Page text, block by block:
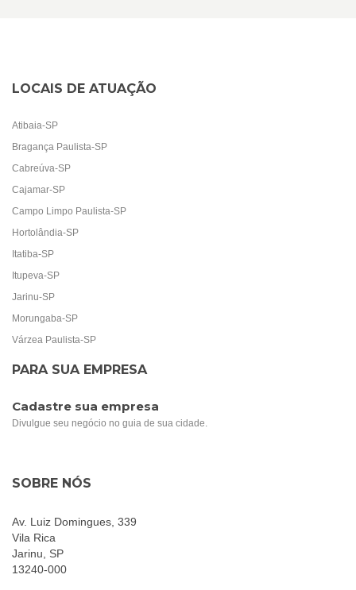
LOCAIS DE ATUAÇÃO
Atibaia-SP
Bragança Paulista-SP
Cabreúva-SP
Cajamar-SP
Campo Limpo Paulista-SP
Hortolândia-SP
Itatiba-SP
Itupeva-SP
Jarinu-SP
Morungaba-SP
Várzea Paulista-SP
PARA SUA EMPRESA
Cadastre sua empresa
Divulgue seu negócio no guia de sua cidade.
SOBRE NÓS
Av. Luiz Domingues, 339
Vila Rica
Jarinu, SP
13240-000